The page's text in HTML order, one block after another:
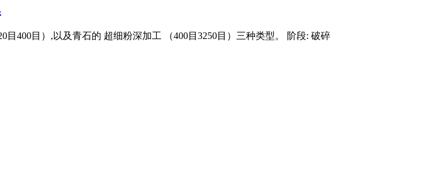
400目）,以及青石的 超细粉深加工 （400目3250目）三种类型。 阶段: 破碎